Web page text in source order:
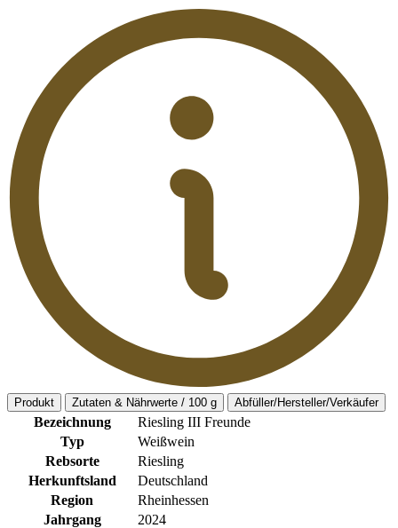
Produkt Zutaten & Nährwerte / 100 g Abfüller/Hersteller/Verkäufer
Bezeichnung
Riesling III Freunde
Typ
Weißwein
Rebsorte
Riesling
Herkunftsland
Deutschland
Region
Rheinhessen
Jahrgang
2024